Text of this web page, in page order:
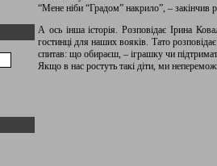
“Мене ніби “Градом” накрило”, – закінчив
А ось інша історія. Розповідає Ірина
гостинці для наших вояків. Тато
спитав: що обираєш, – іграшку чи
Якщо в нас ростуть такі діти, ми